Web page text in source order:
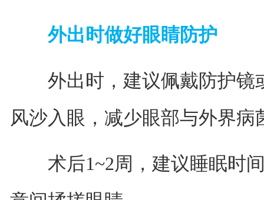
外出时做好眼睛防护
外出时，建议佩戴防护镜
风沙入眼，减少眼部与外界病
术后1~2周，建议睡眠时间